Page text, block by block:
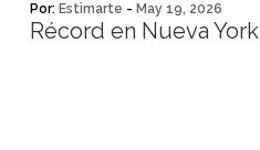
Por: Estimarte - May 19, 2026
Récord en Nueva